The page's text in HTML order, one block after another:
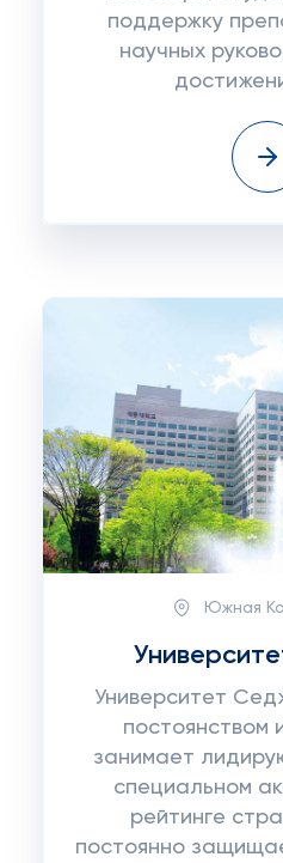
поддержку
научных
Южная
Университет
постоянством
занимает
специальном
рейтинге
постоянно